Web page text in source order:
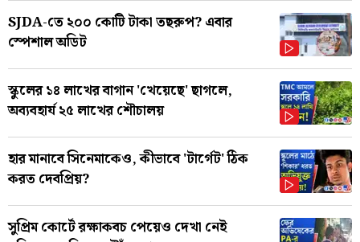
SJDA-তে ২০০ কোটি টাকা তছরুপ? এবার
স্পেশাল অডিট
স্কুলের ১৪ লাখের বাগান 'খেয়েছে' ছাগলে,
অব্যবহার্য ২৫ লাখের শৌচালয়
হার মানাবে সিনেমাকেও, কীভাবে 'টার্গেট' ঠিক
করত দেবপ্রিয়?
সুপ্রিম কোর্টে রক্ষাকবচ পেয়েও দেখা নেই